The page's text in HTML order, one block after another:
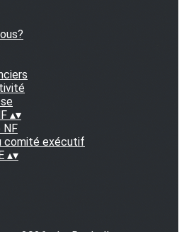
▴▾
NF
comité exécutif
▴▾